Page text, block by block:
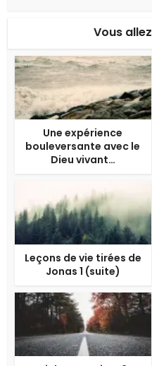
Vous
Une expérience
bouleversante avec le
Dieu vivant…
Leçons de vie tirées de
Jonas 1 (suite)